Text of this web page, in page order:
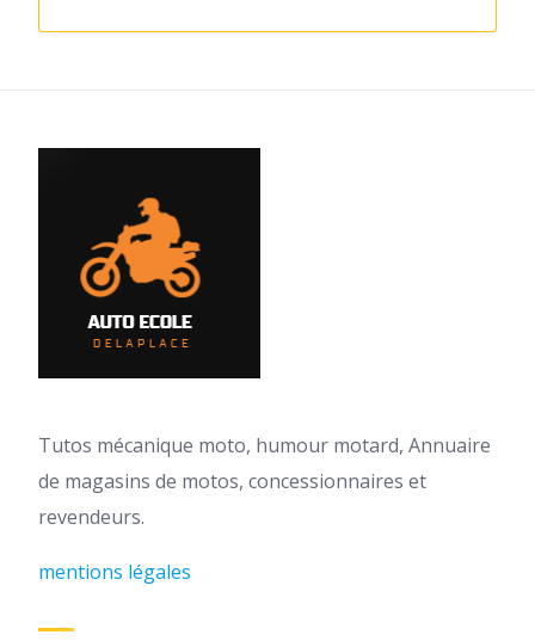
Tutos mécanique moto, humour motard, Annuaire
de magasins de motos, concessionnaires et
revendeurs.
mentions légales